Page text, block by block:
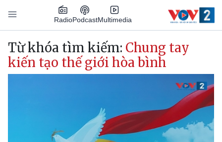
Nhảy đến nội dung
RadioPodcastMultimedia
Main navigation
Từ khóa tìm kiếm: Chung tay
kiến tạo thế giới hòa bình